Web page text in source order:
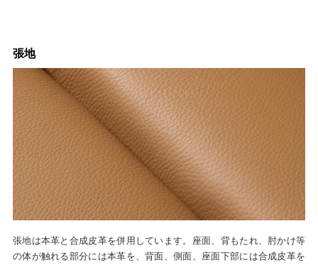
張地
張地は本革と合成皮革を併用しています。座面、背もたれ、肘かけ等
の体が触れる部分には本革を、背面、側面、座面下部には合成皮革を